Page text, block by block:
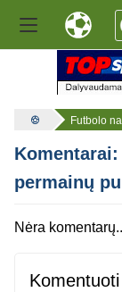
Futbolo
permainų
Nėra
Komentuoti